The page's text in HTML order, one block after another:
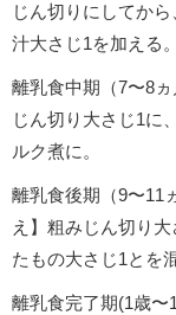
じん切りにしてか
汁大さじ1を加える。
離乳食中期（7〜8
じん切り大さじ1に
ルク煮に。
離乳食後期（9〜
え】粗みじん切り
たもの大さじ1とを
離乳食完了期(1歳